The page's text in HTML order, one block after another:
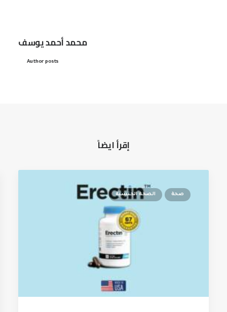
محمد أحمد يوسف
Author posts
إقرأ ايضاً
صحة الصحة الجنسية